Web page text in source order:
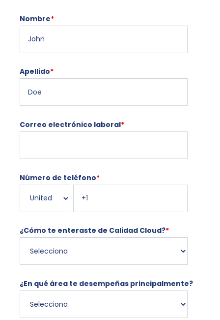
Nombre*
Apellido*
Correo electrónico laboral*
Número de teléfono*
¿Cómo te enteraste de Calidad Cloud?*
¿En qué área te desempeñas principalmente?